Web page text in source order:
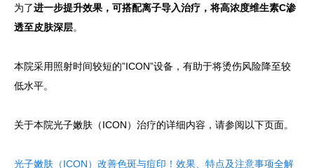
为了进一步提升效果，可搭配离子导入治疗，将高浓度维生素C渗
透至皮肤深层。
本院采用照射时间较短的”ICON”设备，有助于将烫伤风险降至较
低水平。
关于本院光子嫩肤（ICON）治疗的详细内容，请参阅以下页面。
光子嫩肤（ICON）改善色斑与痘印！效果、特点及注意事项全解